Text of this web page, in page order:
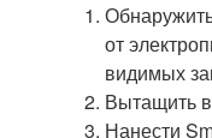
от
видимых
Вытащить
Нанести